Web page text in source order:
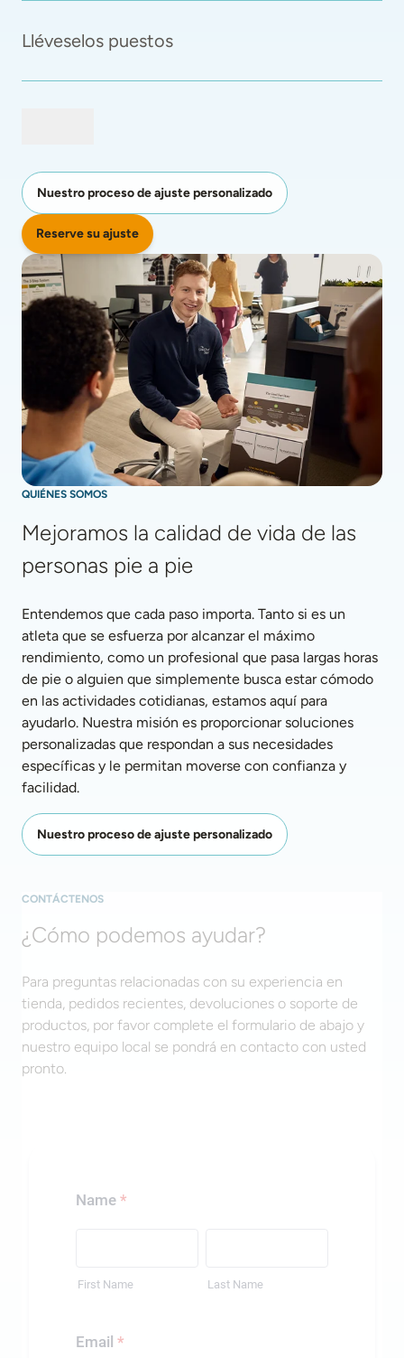
Lléveselos puestos
Nuestro proceso de ajuste personalizado
Reserve su ajuste
QUIÉNES SOMOS
Mejoramos la calidad de vida de las
personas pie a pie
Entendemos que cada paso importa. Tanto si es un
atleta que se esfuerza por alcanzar el máximo
rendimiento, como un profesional que pasa largas horas
de pie o alguien que simplemente busca estar cómodo
en las actividades cotidianas, estamos aquí para
ayudarlo. Nuestra misión es proporcionar soluciones
personalizadas que respondan a sus necesidades
específicas y le permitan moverse con confianza y
facilidad.
Nuestro proceso de ajuste personalizado
CONTÁCTENOS
¿Cómo podemos ayudar?
Para preguntas relacionadas con su experiencia en
tienda, pedidos recientes, devoluciones o soporte de
productos, por favor complete el formulario de abajo y
nuestro equipo local se pondrá en contacto con usted
pronto.